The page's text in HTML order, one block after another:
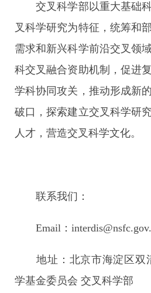
交叉科学部以重大基础科
叉科学研究为特征，统筹和
需求和新兴科学前沿交叉领
科交叉融合资助机制，促进
学科协同攻关，推动形成新
破口，探索建立交叉科学研
人才，营造交叉科学文化。
联系我们：
Email：
地址：北京市海淀区双
学基金委员会 交叉科学部